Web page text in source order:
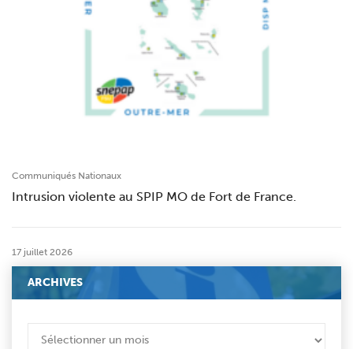
Communiqués Nationaux
Intrusion violente au SPIP MO de Fort de France.
17 juillet 2026
ARCHIVES